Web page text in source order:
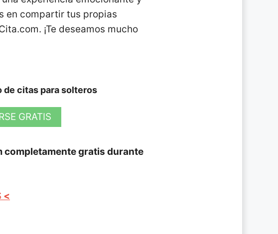
en compartir tus propias
¡Te deseamos mucho
de citas para solteros
GRATIS
completamente gratis durante
<